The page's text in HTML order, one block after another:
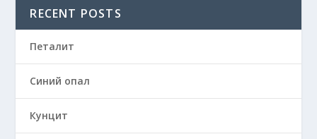
RECENT POSTS
Петалит
Синий опал
Кунцит